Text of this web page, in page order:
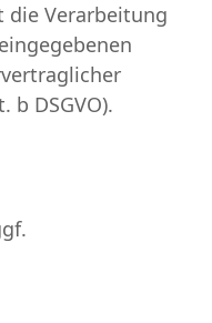
die Verarbeitung
b DSGVO).